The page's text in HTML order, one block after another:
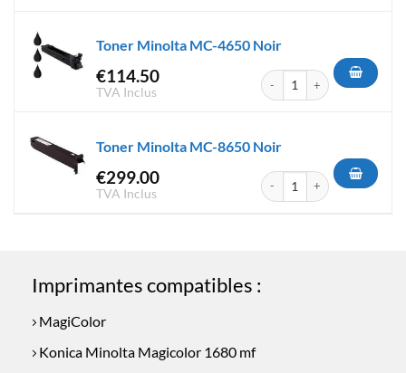
Toner Minolta MC-4650 Noir
€114.50
TVA Inclus
quantité de Toner Minolta
Toner Minolta MC-8650 Noir
€299.00
TVA Inclus
quantité de Toner Minolta
Imprimantes compatibles :
MagiColor
Konica Minolta Magicolor 1680 mf